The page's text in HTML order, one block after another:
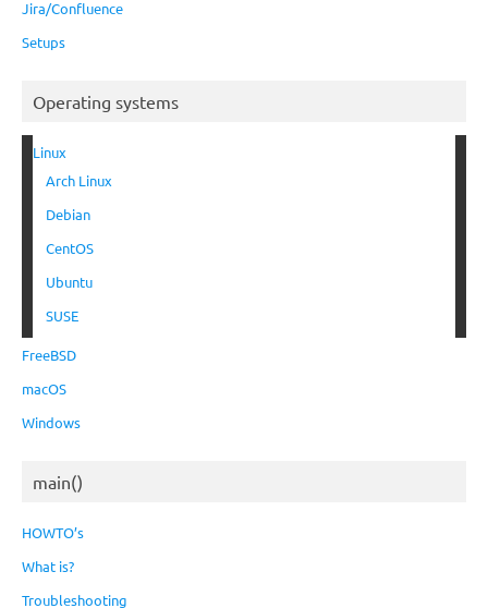
Jira/Confluence
Setups
Operating systems
Linux
Arch Linux
Debian
CentOS
Ubuntu
SUSE
FreeBSD
macOS
Windows
main()
HOWTO’s
What is?
Troubleshooting